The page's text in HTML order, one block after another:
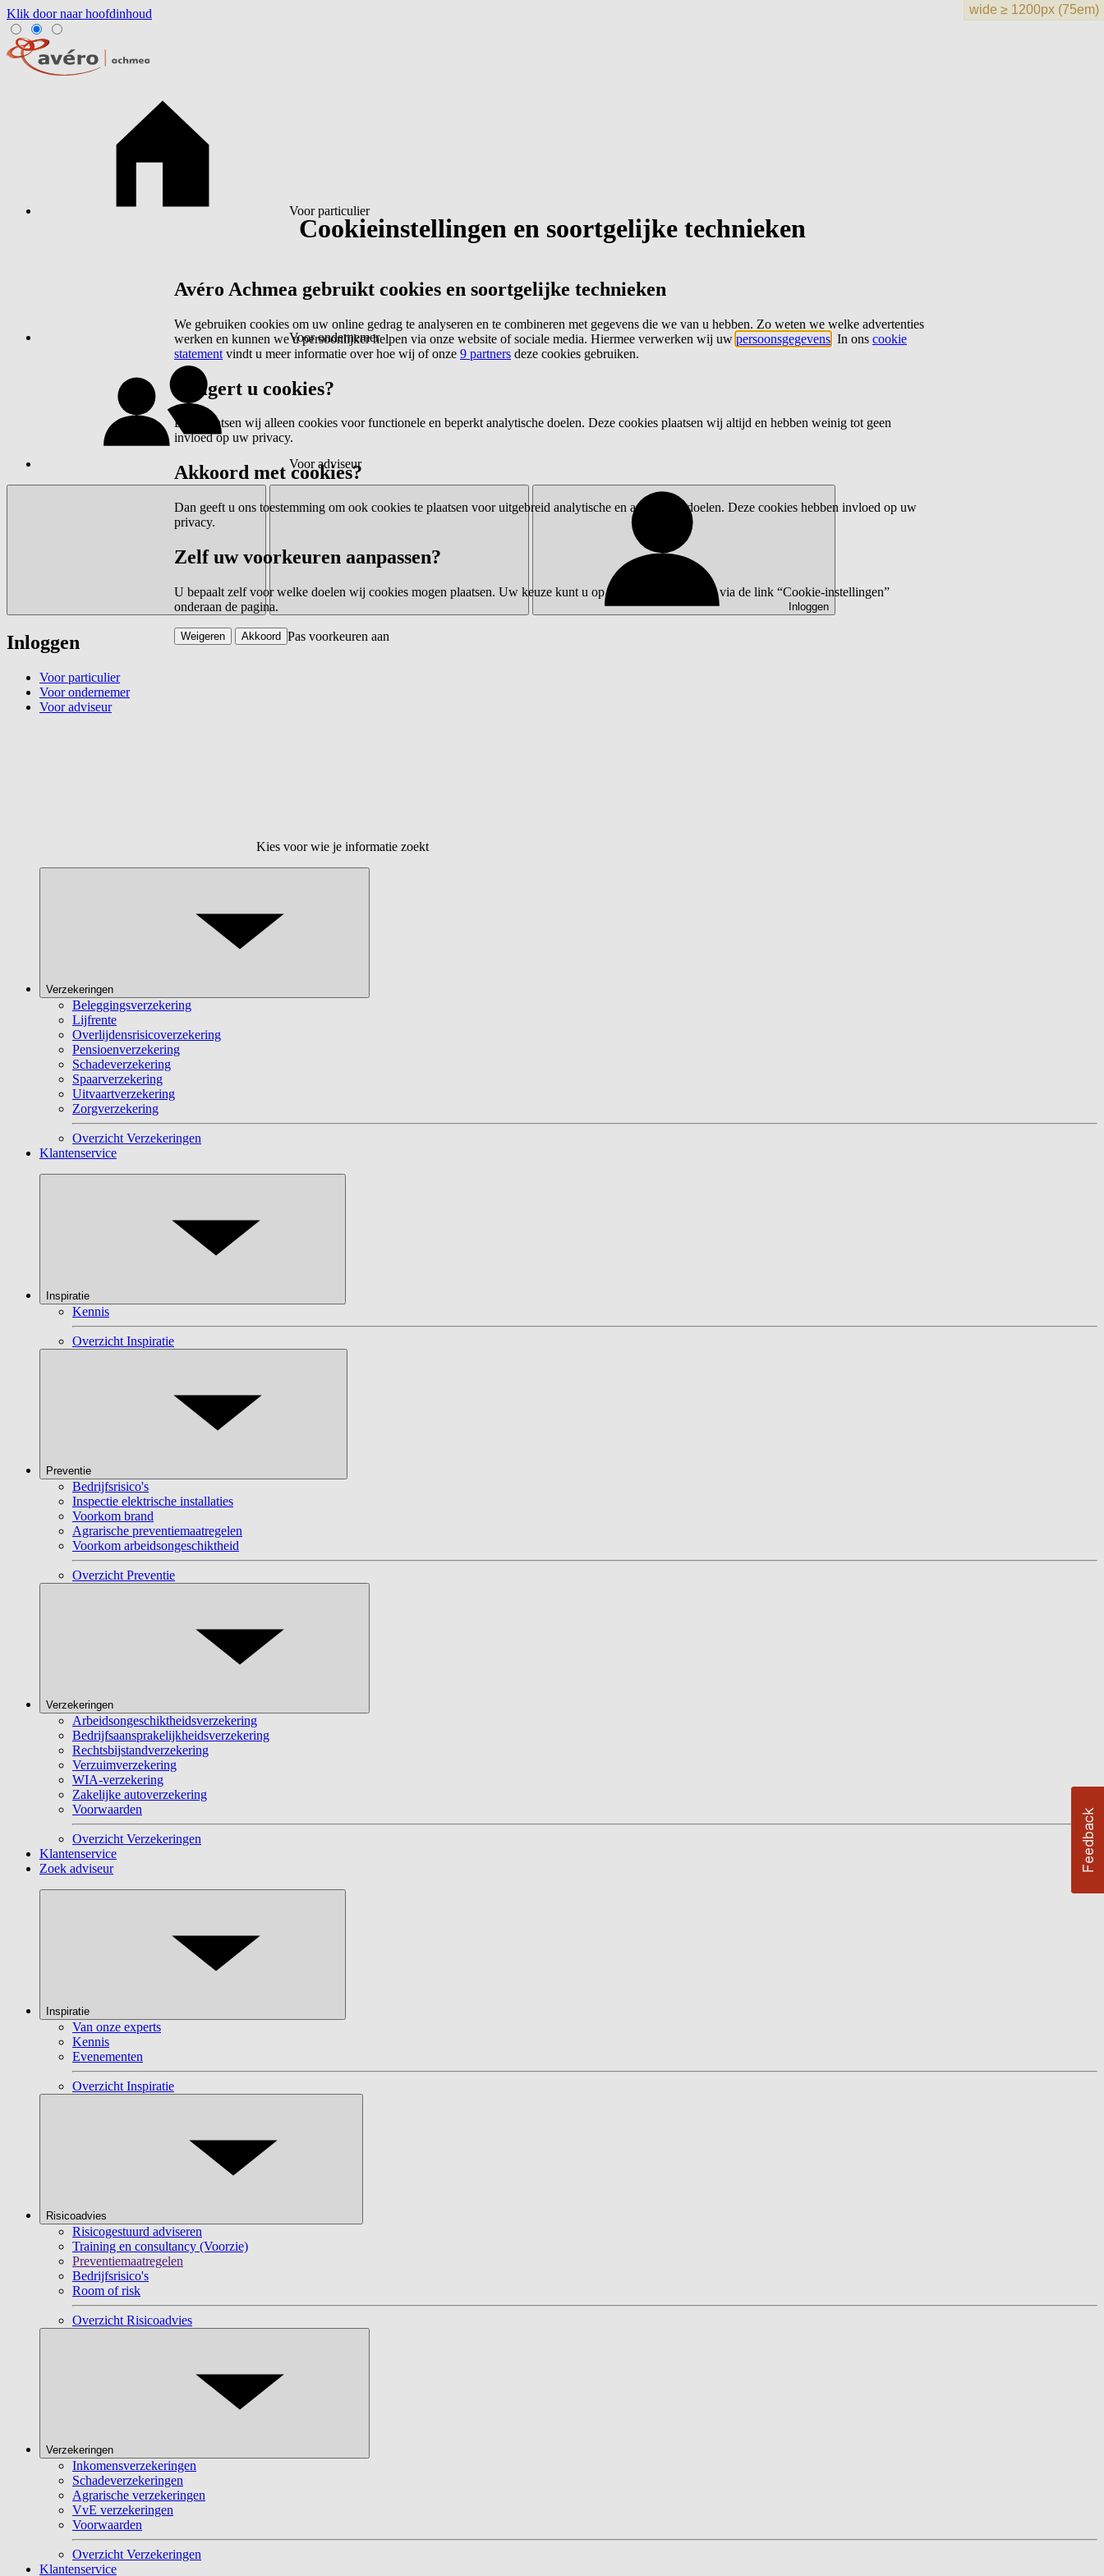
Klik door naar hoofdinhoud
Voor particulier
Voor ondernemer
Voor adviseur
Inloggen
Inloggen
Voor particulier
Voor ondernemer
Voor adviseur
Kies voor wie je informatie zoekt
Verzekeringen
Beleggingsverzekering
Lijfrente
Overlijdensrisicoverzekering
Pensioenverzekering
Schadeverzekering
Spaarverzekering
Uitvaartverzekering
Zorgverzekering
Overzicht Verzekeringen
Klantenservice
Inspiratie
Kennis
Overzicht Inspiratie
Preventie
Bedrijfsrisico's
Inspectie elektrische installaties
Voorkom brand
Agrarische preventiemaatregelen
Voorkom arbeidsongeschiktheid
Overzicht Preventie
Verzekeringen
Arbeidsongeschiktheidsverzekering
Bedrijfsaansprakelijkheidsverzekering
Rechtsbijstandverzekering
Verzuimverzekering
WIA-verzekering
Zakelijke autoverzekering
Voorwaarden
Overzicht Verzekeringen
Klantenservice
Zoek adviseur
Inspiratie
Van onze experts
Kennis
Evenementen
Overzicht Inspiratie
Risicoadvies
Risicogestuurd adviseren
Training en consultancy (Voorzie)
Preventiemaatregelen
Bedrijfsrisico's
Room of risk
Overzicht Risicoadvies
Verzekeringen
Inkomensverzekeringen
Schadeverzekeringen
Agrarische verzekeringen
VvE verzekeringen
Voorwaarden
Overzicht Verzekeringen
Klantenservice
Cookieinstellingen en soortgelijke technieken
Avéro Achmea gebruikt cookies en soortgelijke technieken
We gebruiken cookies om uw online gedrag te analyseren en te combineren met gegevens die we van u hebben. Zo weten we welke advertenties
werken en kunnen we u persoonlijker helpen via onze website of sociale media. Hiermee verwerken wij uw persoonsgegevens . In ons cookie
statement vindt u meer informatie over hoe wij of onze 9 partners deze cookies gebruiken.
Weigert u cookies?
Dan plaatsen wij alleen cookies voor functionele en beperkt analytische doelen. Deze cookies plaatsen wij altijd en hebben weinig tot geen
invloed op uw privacy.
Akkoord met cookies?
Dan geeft u ons toestemming om ook cookies te plaatsen voor uitgebreid analytische en advertentiedoelen. Deze cookies hebben invloed op uw
privacy.
Zelf uw voorkeuren aanpassen?
U bepaalt zelf voor welke doelen wij cookies mogen plaatsen. Uw keuze kunt u op elk moment wijzigen via de link “Cookie-instellingen”
onderaan de pagina.
Pas voorkeuren aan
Weigeren Akkoord